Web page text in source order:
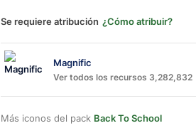
Se requiere atribución ¿Cómo atribuir?
Magnific
Ver todos los recursos 3,282,832
Más iconos del pack Back To School